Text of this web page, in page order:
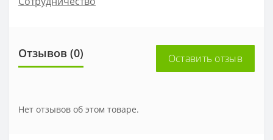
Отзывов (0) Оставить отзыв
Нет отзывов об этом товаре.